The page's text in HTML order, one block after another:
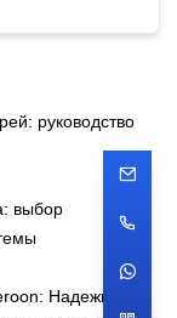
руководство
выбор
Надежные